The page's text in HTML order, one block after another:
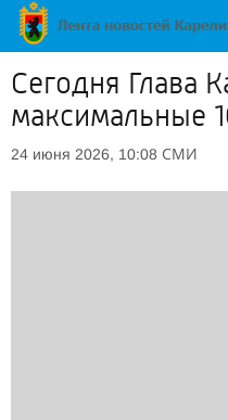
Сегодня Глава
максимальные
24 июня 2026, 10:08 СМИ